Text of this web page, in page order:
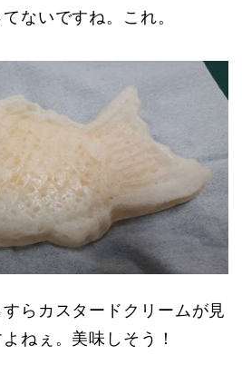
ないですね。これ。
らカスタードクリームが見
ねぇ。美味しそう！